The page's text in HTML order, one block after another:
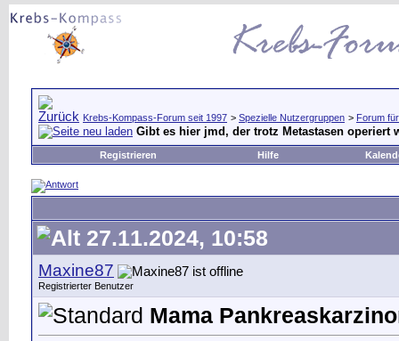
Krebs-Kompass-Forum seit 1997 > Spezielle Nutzergruppen > Forum
Gibt es hier jmd, der trotz Metastasen operiert
Registrieren Hilfe
27.11.2024, 10:58
Maxine87
Registrierter Benutzer
Mama